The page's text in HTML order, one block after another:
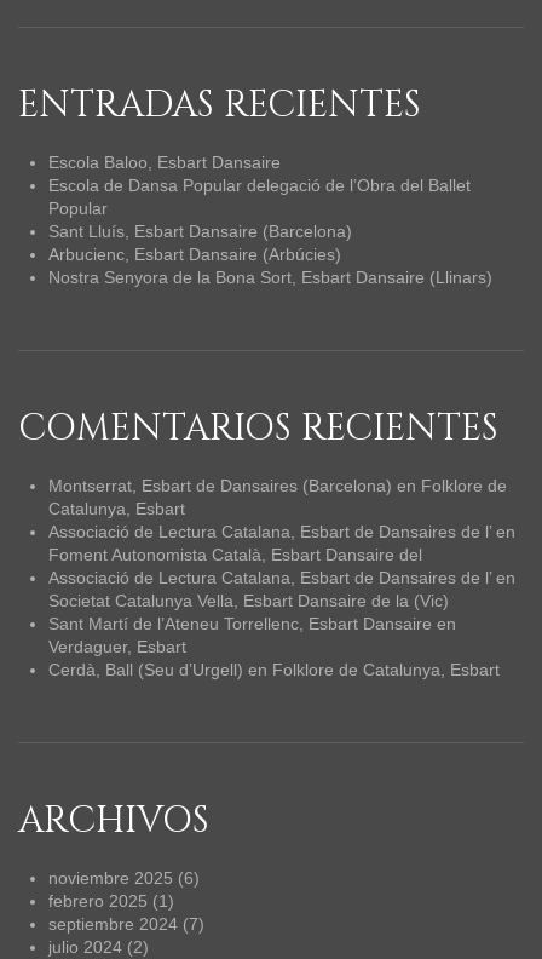
ENTRADAS RECIENTES
Escola Baloo, Esbart Dansaire
Escola de Dansa Popular delegació de l’Obra del Ballet
Popular
Sant Lluís, Esbart Dansaire (Barcelona)
Arbucienc, Esbart Dansaire (Arbúcies)
Nostra Senyora de la Bona Sort, Esbart Dansaire (Llinars)
COMENTARIOS RECIENTES
Montserrat, Esbart de Dansaires (Barcelona) en Folklore de
Catalunya, Esbart
Associació de Lectura Catalana, Esbart de Dansaires de l’en
Foment Autonomista Català, Esbart Dansaire del
Associació de Lectura Catalana, Esbart de Dansaires de l’en
Societat Catalunya Vella, Esbart Dansaire de la (Vic)
Sant Martí de l’Ateneu Torrellenc, Esbart Dansaire en
Verdaguer, Esbart
Cerdà, Ball (Seu d’Urgell) en Folklore de Catalunya, Esbart
ARCHIVOS
noviembre 2025 (6)
febrero 2025 (1)
septiembre 2024 (7)
julio 2024 (2)